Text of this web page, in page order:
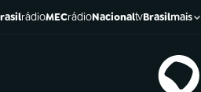
rádioMECrádioNacionaltvBrasilmais